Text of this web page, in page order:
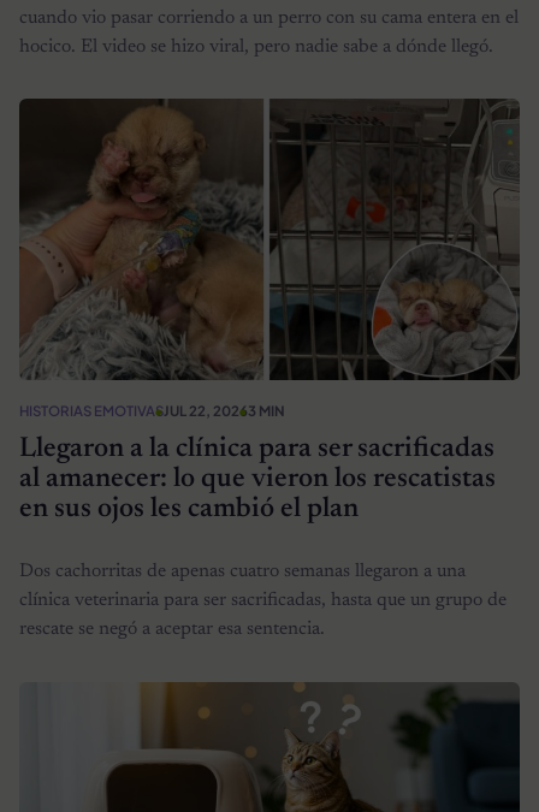
cuando vio pasar corriendo a un perro con su cama entera en el
hocico. El video se hizo viral, pero nadie sabe a dónde llegó.
HISTORIAS EMOTIVASJUL 22, 20263 MIN
Llegaron a la clínica para ser sacrificadas
al amanecer: lo que vieron los rescatistas
en sus ojos les cambió el plan
Dos cachorritas de apenas cuatro semanas llegaron a una
clínica veterinaria para ser sacrificadas, hasta que un grupo de
rescate se negó a aceptar esa sentencia.